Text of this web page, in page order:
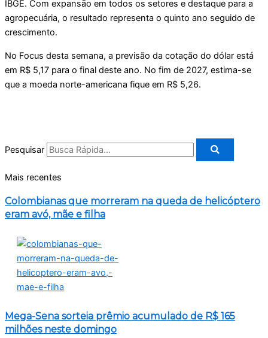
IBGE. Com expansão em todos os setores e destaque para a
agropecuária, o resultado representa o quinto ano seguido de
crescimento.
No Focus desta semana, a previsão da cotação do dólar está
em R$ 5,17 para o final deste ano. No fim de 2027, estima-se
que a moeda norte-americana fique em R$ 5,26.
Pesquisar
Mais recentes
Colombianas que morreram na queda de helicóptero
eram avó, mãe e filha
Mega-Sena sorteia prêmio acumulado de R$ 165
milhões neste domingo